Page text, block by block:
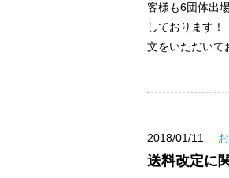
客様も6団体出
しております
文をいただいて
2018/01/11
送料改定に